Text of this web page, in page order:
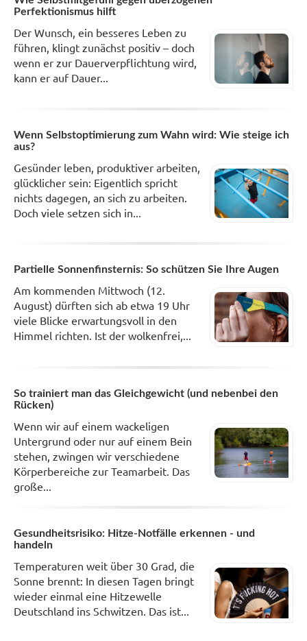
Perfektionismus hilft
Der Wunsch, ein besseres Leben zu
führen, klingt zunächst positiv – doch
wenn er zur Dauerverpflichtung wird,
kann er auf Dauer...
Wenn Selbstoptimierung zum Wahn wird: Wie steige ich
aus?
Gesünder leben, produktiver arbeiten,
glücklicher sein: Eigentlich spricht
nichts dagegen, an sich zu arbeiten.
Doch viele setzen sich in...
Partielle Sonnenfinsternis: So schützen Sie Ihre Augen
Am kommenden Mittwoch (12.
August) dürften sich ab etwa 19 Uhr
viele Blicke erwartungsvoll in den
Himmel richten. Ist der wolkenfrei,...
So trainiert man das Gleichgewicht (und nebenbei den
Rücken)
Wenn wir auf einem wackeligen
Untergrund oder nur auf einem Bein
stehen, zwingen wir verschiedene
Körperbereiche zur Teamarbeit. Das
große...
Gesundheitsrisiko: Hitze-Notfälle erkennen - und
handeln
Temperaturen weit über 30 Grad, die
Sonne brennt: In diesen Tagen bringt
wieder einmal eine Hitzewelle
Deutschland ins Schwitzen. Das ist...